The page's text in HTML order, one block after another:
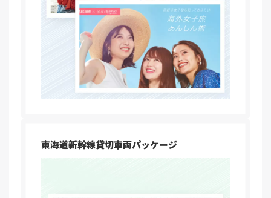
東海道新幹線貸切車両パッケージ